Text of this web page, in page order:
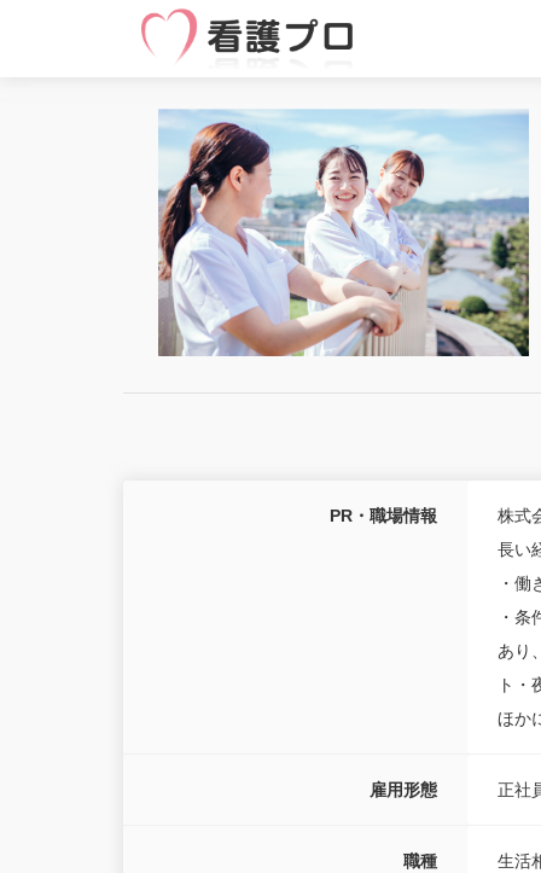
PR・職場情報
株式
長い
・
・
あり
ト・
ほか
雇用形態 正社
職種 生活